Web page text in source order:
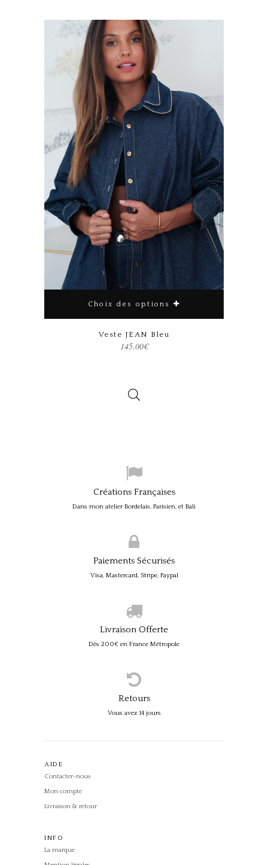
Choix des options
Ce produit a plusieurs variations. Les options peuvent être choisies sur la page du produit
Veste JEAN Bleu
145.00€
Créations Françaises
Dans mon atelier Bordelais, Parisien, et Bali
Paiements Sécurisés
Visa, Mastercard, Stripe, Paypal
Livraison Offerte
Dès 200€ en France Métropole
Retours
Vous avez 14 jours
AIDE
Contacter-nous
Mon compte
Livraison & retour
INFO
La marque